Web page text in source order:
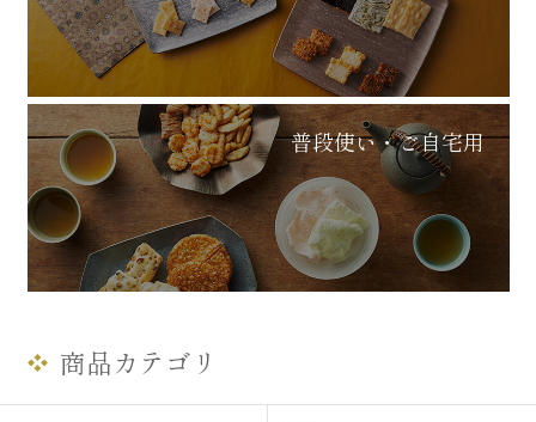
マイページの使い方
特定商取引法に基づく表記
プライバシーポリシー
お問い合わせ
普段使い・ご自宅用
商品カテゴリ